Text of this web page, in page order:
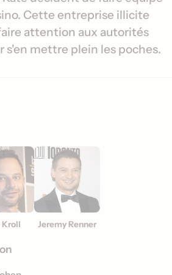
Cette entreprise illicite
attention aux autorités
mettre plein les poches.
Kroll Jeremy Renner